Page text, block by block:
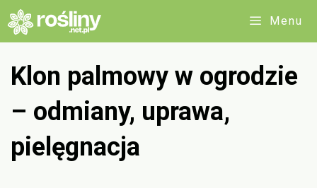
Przejdź
do
Menu
Klon palmowy w ogrodzie
– odmiany, uprawa,
pielęgnacja